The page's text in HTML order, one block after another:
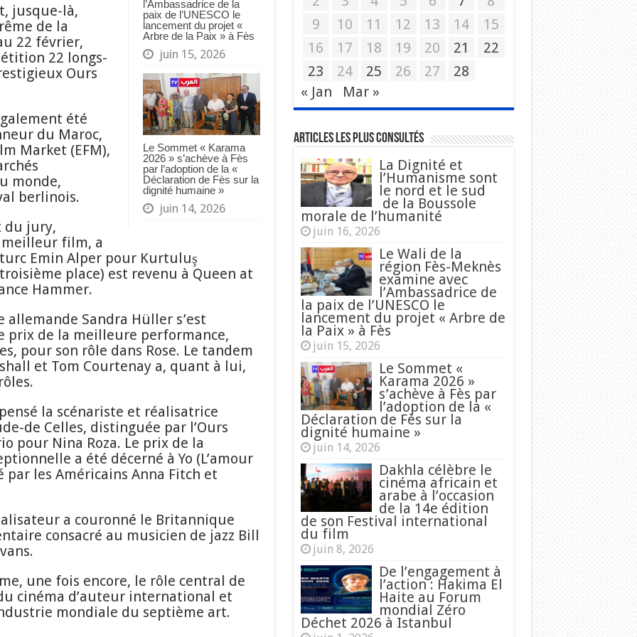
l’Ambassadrice de la
paix de l’UNESCO le
lancement du projet «
Arbre de la Paix » à Fès
juin 15, 2026
Le Sommet « Karama
2026 » s’achève à Fès
par l’adoption de la «
Déclaration de Fès sur la
dignité humaine »
juin 14, 2026
jusque-là,
de la
22 février,
22 longs-
Ours
été
du Maroc,
Market (EFM),
monde,
berlinois.
du jury,
film, a
Emin Alper pour Kurtuluş
place) est revenu à Queen at
Hammer.
Sandra Hüller s’est
de la meilleure performance,
pour son rôle dans Rose. Le tandem
et Tom Courtenay a, quant à lui,
la scénariste et réalisatrice
de Celles, distinguée par l’Ours
pour Nina Roza. Le prix de la
a été décerné à Yo (L’amour
les Américains Anna Fitch et
a couronné le Britannique
consacré au musicien de jazz Bill
une fois encore, le rôle central de
cinéma d’auteur international et
mondiale du septième art.
9
10 11 12 13 14
15
16
17 18 19 20 21
22
23
24 25 26 27
28
« Jan
Mar »
Articles les plus consultés
La Dignité et
l’Humanisme sont
le nord et le sud
de la Boussole
morale de l’humanité
juin 16, 2026
Le Wali de la
région Fès-Meknès
examine avec
l’Ambassadrice de
la paix de l’UNESCO le
lancement du projet « Arbre de
la Paix » à Fès
juin 15, 2026
Le Sommet «
Karama 2026 »
s’achève à Fès par
l’adoption de la «
Déclaration de Fès sur la
dignité humaine »
juin 14, 2026
Dakhla célèbre le
cinéma africain et
arabe à l’occasion
de la 14e édition
de son Festival international
du film
juin 8, 2026
De l’engagement à
l’action : Hakima El
Haite au Forum
mondial Zéro
Déchet 2026 à Istanbul